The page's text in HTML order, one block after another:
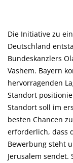
Die Initiative zu
Deutschland
Bundeskanzlers
Vashem. Bayern
hervorragenden
Standort
Standort soll im
besten Chancen
erforderlich, dass
Bewerbung steht
Jerusalem